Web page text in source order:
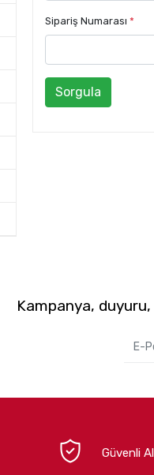
Sipariş Numarası*
Sorgula
Kampanya,
Güvenli